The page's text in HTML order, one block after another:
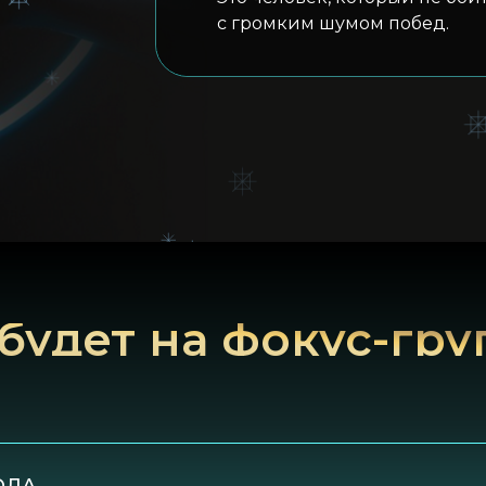
с громким шумом побед.
на фокус-